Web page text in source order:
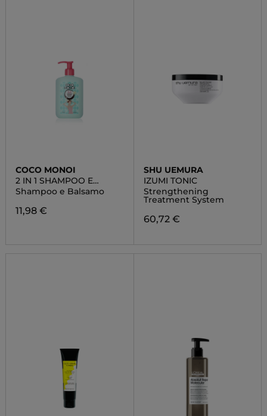
COCO MONOI
2 IN 1 SHAMPOO E
BALSAMO
Shampoo e Balsamo
11,98 €
SHU UEMURA
IZUMI TONIC
Strengthening
Treatment System
60,72 €